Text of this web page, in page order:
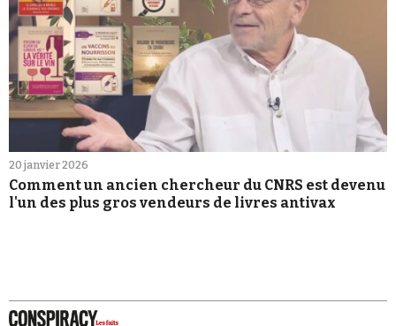
20 janvier 2026
Comment un ancien chercheur du CNRS est devenu
l'un des plus gros vendeurs de livres antivax